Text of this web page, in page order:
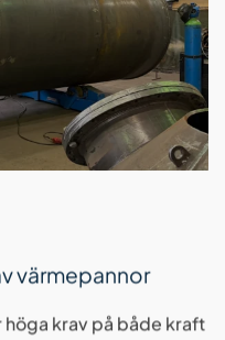
värmepannor
krav på både kraft